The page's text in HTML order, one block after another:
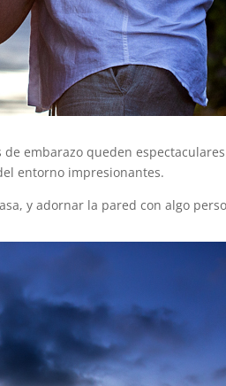
embarazo queden
entorno impresionantes.
y adornar la pared con algo